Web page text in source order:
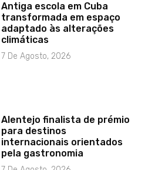
Antiga escola em Cuba
transformada em espaço
adaptado às alterações
climáticas
7 De Agosto, 2026
Alentejo finalista de prémio
para destinos
internacionais orientados
pela gastronomia